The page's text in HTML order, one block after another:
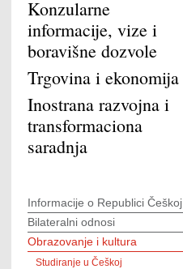
Konzularne
informacije, vize i
boravišne dozvole
Trgovina i ekonomija
Inostrana razvojna i
transformaciona
saradnja
Informacije o Republici Češkoj
Bilateralni odnosi
Obrazovanje i kultura
Studiranje u Češkoj